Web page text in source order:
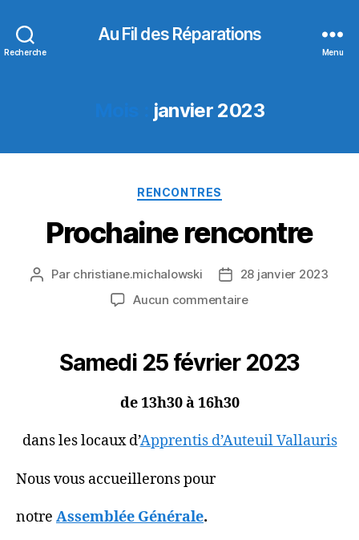
Recherche
Au Fil des Réparations
Menu
janvier 2023
Catégories
RENCONTRES
Prochaine rencontre
Auteur
Par christiane.michalowski
Date
de
28 janvier 2023
Aucun commentairesur
Samedi 25 février 2023
de 13h30 à 16h30
dans les locaux d’Apprentis d’Auteuil Vallauris
Nous vous accueillerons pour
notre Assemblée Générale.